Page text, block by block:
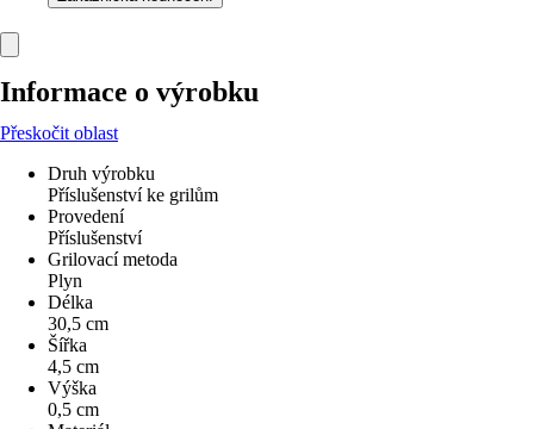
Informace o výrobku
Přeskočit oblast
Druh výrobku
Příslušenství ke grilům
Provedení
Příslušenství
Grilovací metoda
Plyn
Délka
30,5 cm
Šířka
4,5 cm
Výška
0,5 cm